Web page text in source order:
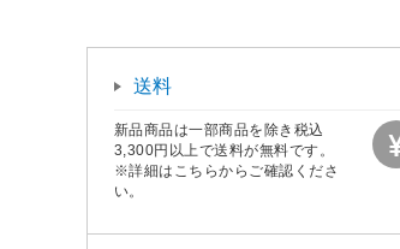
送料
新品商品は一部商品を除き税込
3,300円以上で送料が無料です。
※詳細はこちらからご確認くださ
い。